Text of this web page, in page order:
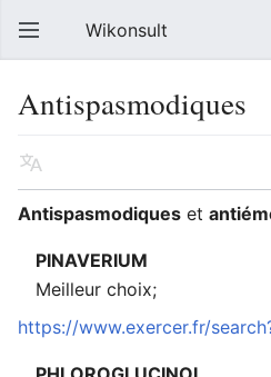
Wikonsult
Antispasmodiques
Antispasmodiques et
PINAVERIUM
Meilleur choix;
https://www.exercer.fr/